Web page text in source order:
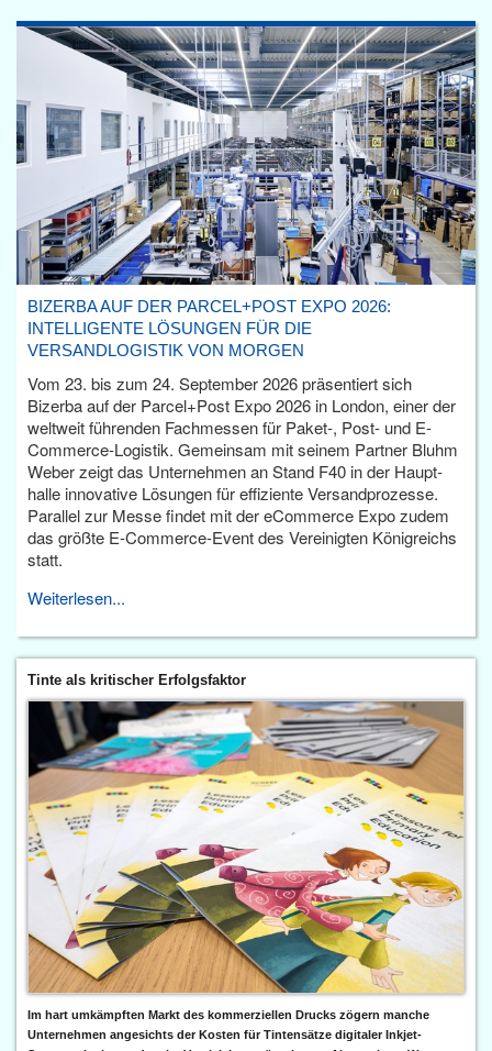
BIZERBA AUF DER PARCEL+POST EXPO 2026:
INTELLIGENTE LÖSUNGEN FÜR DIE
VERSANDLOGISTIK VON MORGEN
Vom 23. bis zum 24. September 2026 präsentiert sich
Bizerba auf der Parcel+Post Expo 2026 in London, einer der
weltweit führenden Fachmessen für Paket-, Post- und E-
Commerce-Logistik. Gemeinsam mit seinem Partner Bluhm
Weber zeigt das Unternehmen an Stand F40 in der Haupt­
halle innovative Lösungen für effiziente Versandprozesse.
Parallel zur Messe findet mit der eCommerce Expo zudem
das größte E-Commerce-Event des Vereinigten Königreichs
statt.
Weiterlesen...
Tinte als kritischer Erfolgsfaktor
Im hart umkämpften Markt des kommerziellen Drucks zögern manche
Unternehmen angesichts der Kosten für Tintensätze digitaler Inkjet-